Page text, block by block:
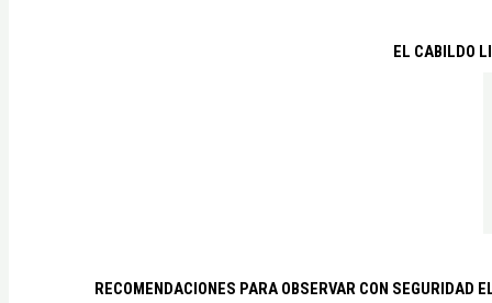
EL CABILDO
RECOMENDACIONES PARA OBSERVAR CON SEGURIDAD